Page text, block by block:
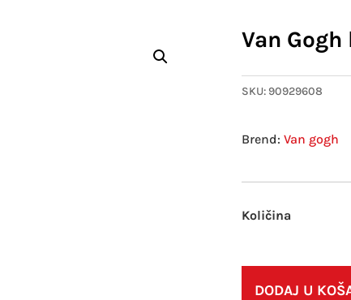
Van
SKU: 90929608
Van gogh
DODAJ U